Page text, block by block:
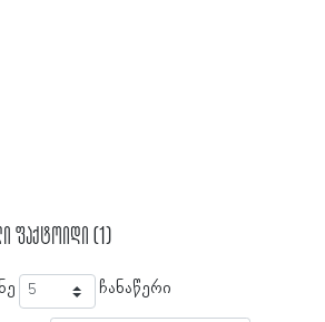
ფაქტოიდი (1)
ჩანაწერი